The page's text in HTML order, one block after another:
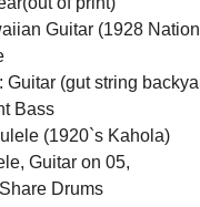
Guitar (1928
Guitar (gut string
Bass
(1920`s Kahola)
Guitar on 05,
Drums